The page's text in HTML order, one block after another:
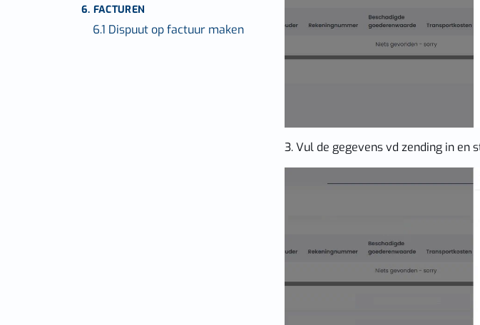
6. FACTUREN
6.1 Dispuut op factuur maken
3. Vul de gegevens vd zending in